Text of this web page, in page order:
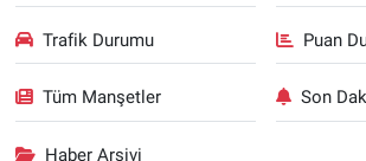
Trafik Durumu Puan
Tüm Manşetler Son
Haber Arşivi